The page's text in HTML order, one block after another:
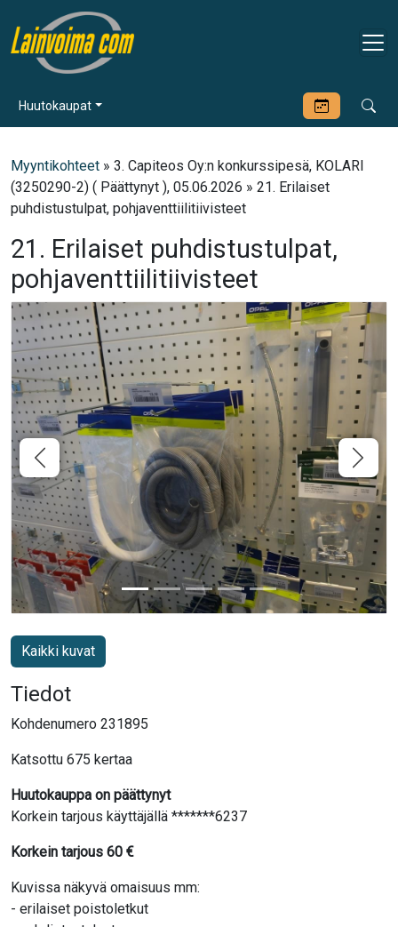
Huutokaupat
Myyntikohteet » 3. Capiteos Oy:n konkurssipesä, KOLARI
(3250290-2) ( Päättynyt ), 05.06.2026 » 21. Erilaiset
puhdistustulpat, pohjaventtiilitiivisteet
21. Erilaiset puhdistustulpat,
pohjaventtiilitiivisteet
Kaikki kuvat
Tiedot
Kohdenumero 231895
Katsottu 675 kertaa
Huutokauppa on päättynyt
Korkein tarjous käyttäjällä *******6237
Korkein tarjous 60 €
Kuvissa näkyvä omaisuus mm:
- erilaiset poistoletkut